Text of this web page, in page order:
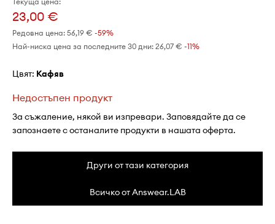
23,00 €
Редовна цена: 56,19 € -59%
Най-ниска цена за последните 30 дни: 26,07 € -11%
Цвят: кафяв
Недостъпен продукт
За съжаление, някой ви изпревари. Заповядайте да се
запознаете с останалите продукти в нашата оферта.
Други от тази категория
Всичко от Answear.LAB